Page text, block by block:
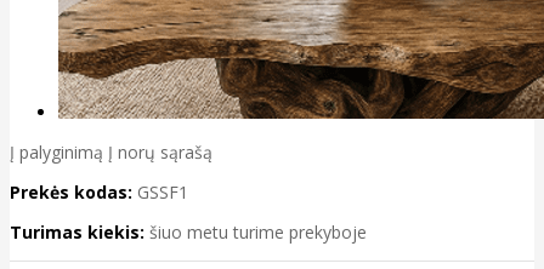
Į palyginimą Į norų sąrašą
Prekės kodas: GSSF1
Turimas kiekis: šiuo metu turime prekyboje